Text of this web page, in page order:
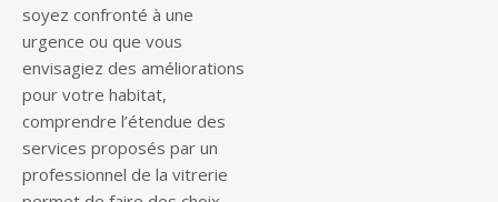
soyez confronté à une
urgence ou que vous
envisagiez des améliorations
pour votre habitat,
comprendre l’étendue des
services proposés par un
professionnel de la vitrerie